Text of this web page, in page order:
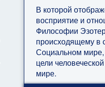
В которой
восприятие и
Философии
происходящему в
Социальном
цели
мире.